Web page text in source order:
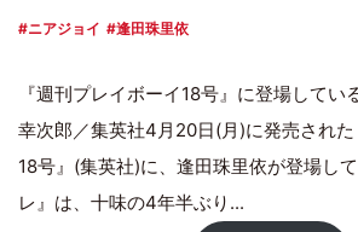
ニアジョイ 逢田珠里依
『週刊プレイボーイ18号』に登場して
幸次郎／集英社4月20日(月)に発売され
18号』(集英社)に、逢田珠里依が登場し
レ』は、十味の4年半ぶり...